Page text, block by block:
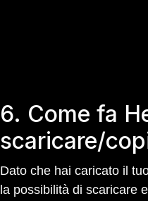
6. Come fa
scaricare/
Dato che hai caricato il
la possibilità di scaricare